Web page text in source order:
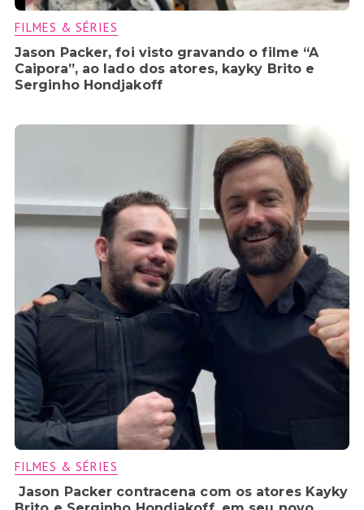
FILMES & SÉRIES
Jason Packer, foi visto gravando o filme “A
Caipora”, ao lado dos atores, kayky Brito e
Serginho Hondjakoff
FILMES & SÉRIES
Jason Packer contracena com os atores Kayky